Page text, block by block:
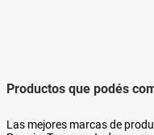
Productos que podés
Las mejores marcas de